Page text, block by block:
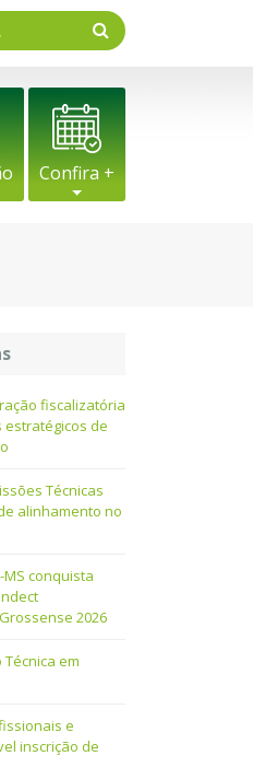
Confira +
fiscalizatória
de
Técnicas
alinhamento no
MS conquista
2026
em
e
inscrição de